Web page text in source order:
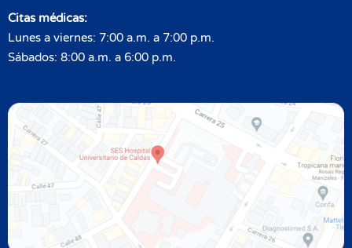
Citas médicas:
Lunes a viernes: 7:00 a.m. a 7:00 p.m.
Sábados: 8:00 a.m. a 6:00 p.m.